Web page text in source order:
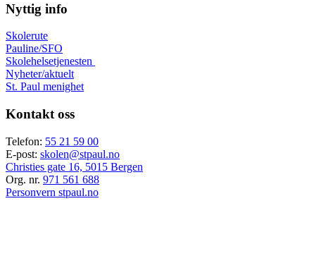
Nyttig info
Skolerute
Pauline/SFO
Skolehelsetjenesten
Nyheter/aktuelt
St. Paul menighet
Kontakt oss
Telefon: 55 21 59 00
E-post: skolen@stpaul.no
Christies gate 16, 5015 Bergen
Org. nr. 971 561 688
Personvern stpaul.no